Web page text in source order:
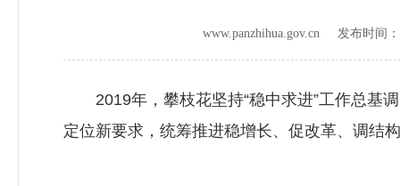
www.panzhihua.gov.cn 发布时间：
2019年，攀枝花坚持“稳中求进”工作总基调
定位新要求，统筹推进稳增长、促改革、调结